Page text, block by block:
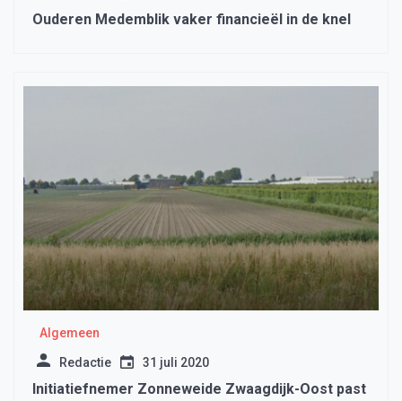
Ouderen Medemblik vaker financieël in de knel
Algemeen
Redactie 31 juli 2020
Initiatiefnemer Zonneweide Zwaagdijk-Oost past